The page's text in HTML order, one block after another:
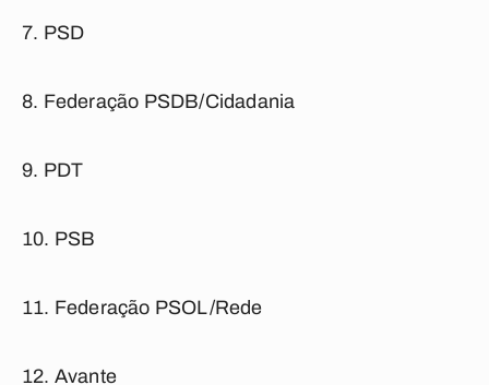
PSD
Federação PSDB/Cidadania
PDT
PSB
Federação PSOL/Rede
Avante